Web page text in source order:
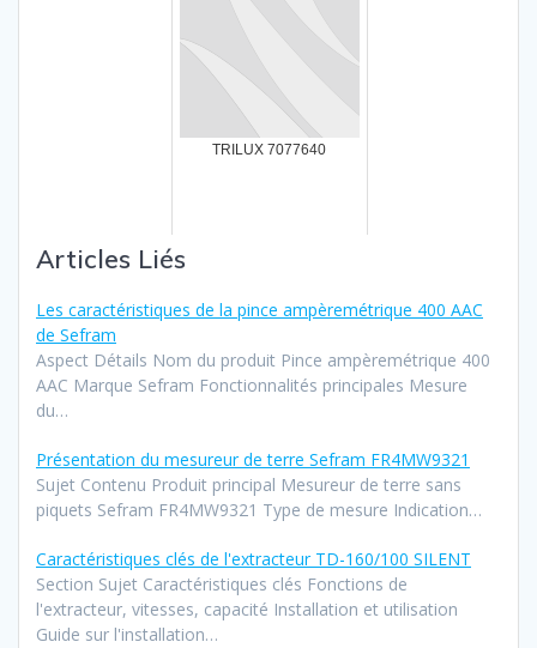
TRILUX 7077640
Articles Liés
Les caractéristiques de la pince ampèremétrique 400 AAC
de Sefram
Aspect Détails Nom du produit Pince ampèremétrique 400
AAC Marque Sefram Fonctionnalités principales Mesure
du…
Présentation du mesureur de terre Sefram FR4MW9321
Sujet Contenu Produit principal Mesureur de terre sans
piquets Sefram FR4MW9321 Type de mesure Indication…
Caractéristiques clés de l'extracteur TD-160/100 SILENT
Section Sujet Caractéristiques clés Fonctions de
l'extracteur, vitesses, capacité Installation et utilisation
Guide sur l'installation…